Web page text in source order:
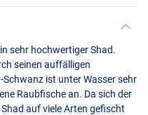
sehr hochwertiger Shad.
seinen auffälligen
ist unter Wasser sehr
Raubfische an. Da sich der
auf viele Arten gefischt